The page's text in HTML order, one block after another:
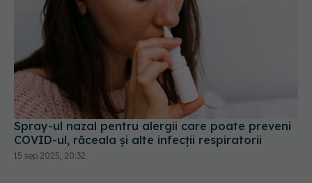
Spray-ul nazal pentru alergii care poate preveni
COVID-ul, răceala și alte infecții respiratorii
15 sep 2025, 20:32